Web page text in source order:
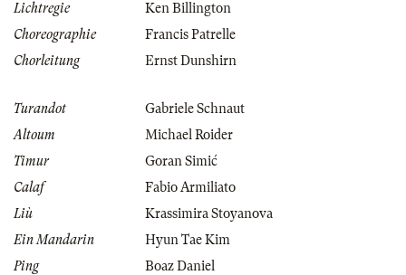
Lichtregie
Ken Billington
Choreographie
Francis Patrelle
Chorleitung
Ernst Dunshirn
Turandot
Gabriele Schnaut
Altoum
Michael Roider
Timur
Goran Simić
Calaf
Fabio Armiliato
Liù
Krassimira Stoyanova
Ein Mandarin
Hyun Tae Kim
Ping
Boaz Daniel